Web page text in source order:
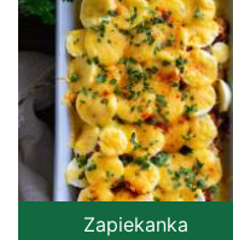
Zapiekanka